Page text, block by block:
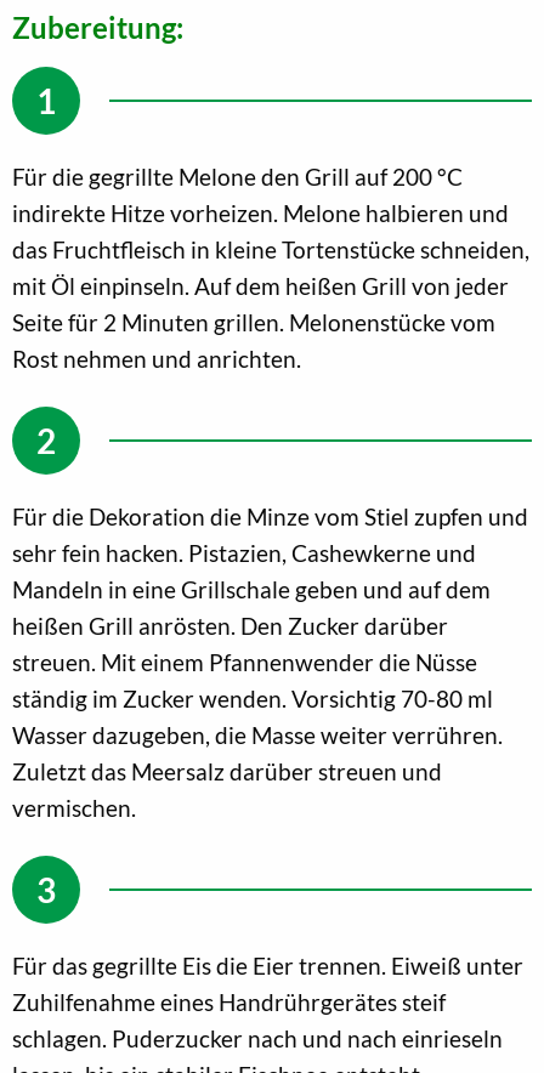
Zubereitung:
Für die gegrillte Melone den Grill auf 200 °C
indirekte Hitze vorheizen. Melone halbieren und
das Fruchtfleisch in kleine Tortenstücke schneiden,
mit Öl einpinseln. Auf dem heißen Grill von jeder
Seite für 2 Minuten grillen. Melonenstücke vom
Rost nehmen und anrichten.
Für die Dekoration die Minze vom Stiel zupfen und
sehr fein hacken. Pistazien, Cashewkerne und
Mandeln in eine Grillschale geben und auf dem
heißen Grill anrösten. Den Zucker darüber
streuen. Mit einem Pfannenwender die Nüsse
ständig im Zucker wenden. Vorsichtig 70-80 ml
Wasser dazugeben, die Masse weiter verrühren.
Zuletzt das Meersalz darüber streuen und
vermischen.
Für das gegrillte Eis die Eier trennen. Eiweiß unter
Zuhilfenahme eines Handrührgerätes steif
schlagen. Puderzucker nach und nach einrieseln